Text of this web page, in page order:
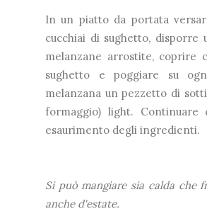
In un piatto da portata
cucchiai di sughetto, disporre
melanzane arrostite, coprire
sughetto e poggiare su
melanzana un pezzetto di
formaggio) light. Continuare
esaurimento degli ingredienti.
Si può mangiare sia calda che
anche d'estate.